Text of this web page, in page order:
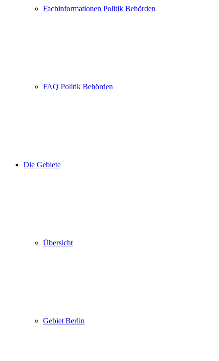
Fachinformationen Politik Behörden
FAQ Politik Behörden
Die Gebiete
Übersicht
Gebiet Berlin